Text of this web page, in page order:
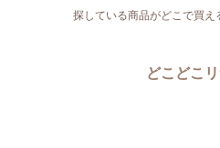
探している商品がどこで買え
どこどこ